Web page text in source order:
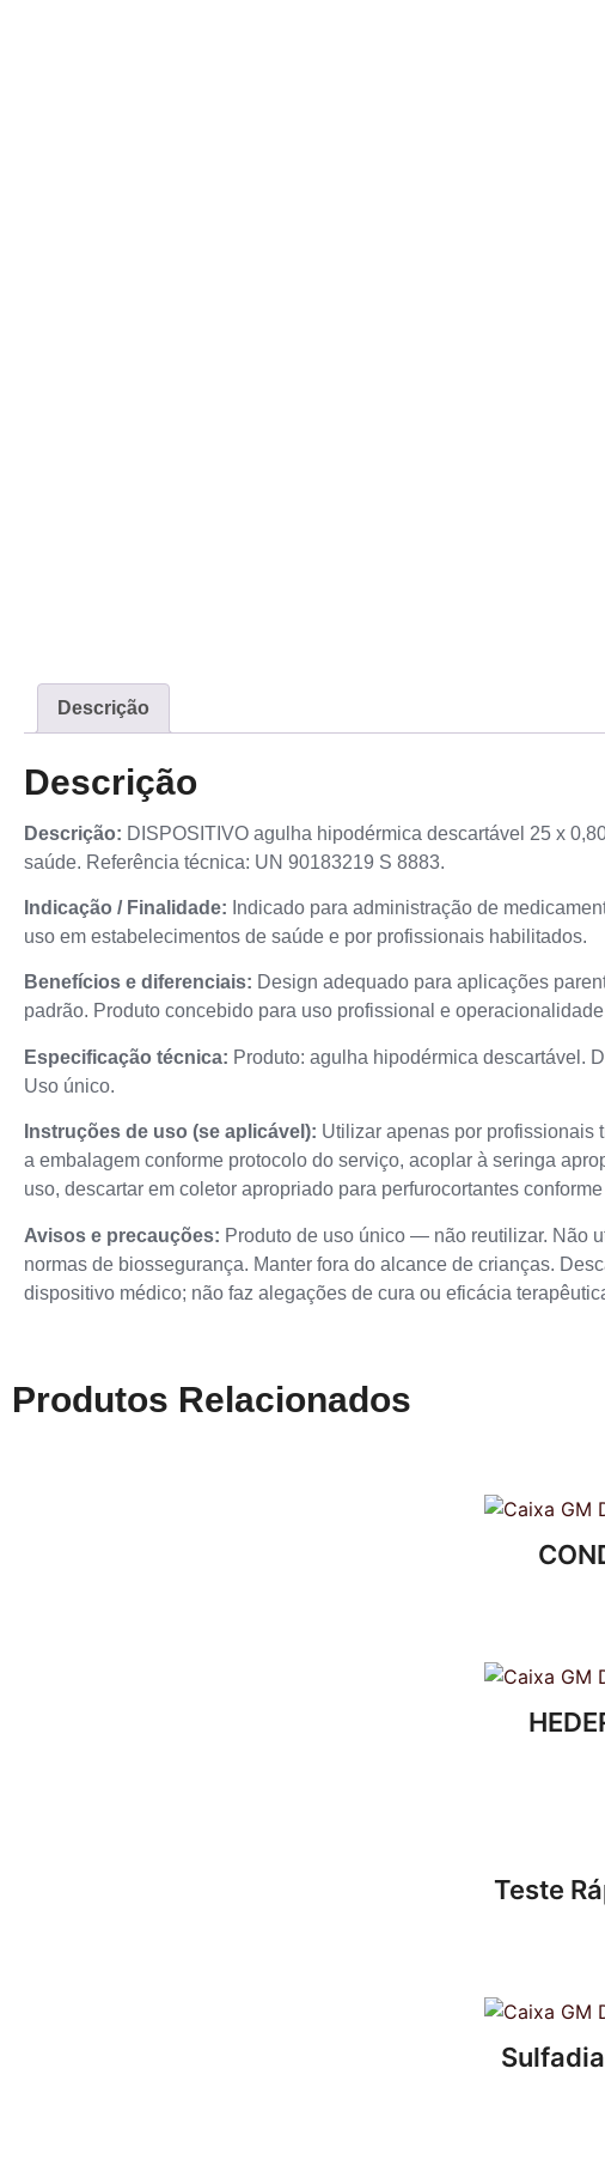
Descrição
Descrição
Descrição: DISPOSITIVO agulha hipodérmica descartável 25 x
saúde. Referência técnica: UN 90183219 S 8883.
Indicação / Finalidade: Indicado para administração de
uso em estabelecimentos de saúde e por profissionais habilitados.
Benefícios e diferenciais: Design adequado para aplicações
padrão. Produto concebido para uso profissional e
Especificação técnica: Produto: agulha hipodérmica descartável.
Uso único.
Instruções de uso (se aplicável): Utilizar apenas por profissionais
a embalagem conforme protocolo do serviço, acoplar à seringa
uso, descartar em coletor apropriado para perfurocortantes
Avisos e precauções: Produto de uso único — não reutilizar. Não
normas de biossegurança. Manter fora do alcance de crianças.
dispositivo médico; não faz alegações de cura ou eficácia
Produtos Relacionados
Teste